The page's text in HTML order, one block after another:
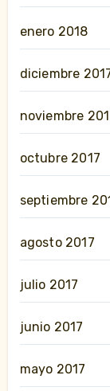
enero 2018
diciembre
noviembre
octubre 2017
septiembre
agosto 2017
julio 2017
junio 2017
mayo 2017